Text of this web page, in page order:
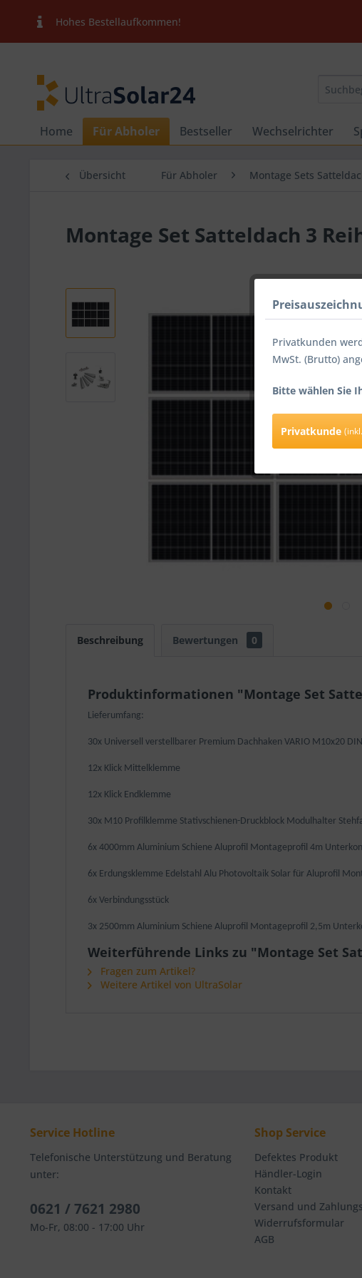
Hohes Bestellaufkommen!
Home Für Abholer Bestseller Wechselrichter
Übersicht Für Abholer Montage Sets
Montage Set Satteldach 3
Beschreibung Bewertungen 0
Produktinformationen "Montage Set
Lieferumfang:
30x Universell verstellbarer Premium Dachhaken VARIO M10x20
12x Klick Mittelklemme
12x Klick Endklemme
30x M10 Profilklemme Stativschienen-Druckblock Modulhalter
6x 4000mm Aluminium Schiene Aluprofil Montageprofil 4m
6x Erdungsklemme Edelstahl Alu Photovoltaik Solar für Aluprofil
6x Verbindungsstück
3x 2500mm Aluminium Schiene Aluprofil Montageprofil 2,5m
Weiterführende Links zu "Montage Set
Fragen zum Artikel?
Weitere Artikel von UltraSolar
Service Hotline
Telefonische Unterstützung und Beratung
unter:
0621 / 7621 2980
Mo-Fr, 08:00 - 17:00 Uhr
Shop Service
Defektes Produkt
Händler-Login
Kontakt
Versand und
Widerrufsformular
AGB
Privatkunden
MwSt. (Brutto)
Bitte wählen Sie
Privatkunde